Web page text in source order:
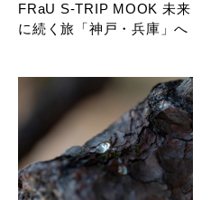
FRaU S-TRIP MOOK 未来
に続く旅「神戸・兵庫」へ